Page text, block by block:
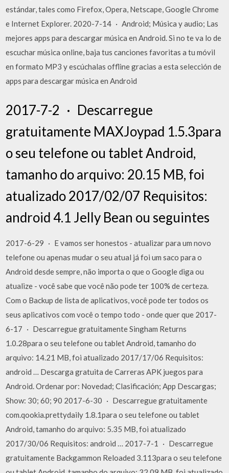
estándar, tales como Firefox, Opera, Netscape, Google Chrome
e Internet Explorer. 2020-7-14 · Android; Música y audio; Las
mejores apps para descargar música en Android. Si no te va lo de
escuchar música online, baja tus canciones favoritas a tu móvil
en formato MP3 y escúchalas offline gracias a esta selección de
apps para descargar música en Android
2017-7-2 · Descarregue
gratuitamente MAXJoypad 1.5.3para
o seu telefone ou tablet Android,
tamanho do arquivo: 20.15 MB, foi
atualizado 2017/02/07 Requisitos:
android 4.1 Jelly Bean ou seguintes
2017-6-29 · E vamos ser honestos - atualizar para um novo
telefone ou apenas mudar o seu atual já foi um saco para o
Android desde sempre, não importa o que o Google diga ou
atualize - você sabe que você não pode ter 100% de certeza.
Com o Backup de lista de aplicativos, você pode ter todos os
seus aplicativos com você o tempo todo - onde quer que 2017-
6-17 · Descarregue gratuitamente Singham Returns
1.0.28para o seu telefone ou tablet Android, tamanho do
arquivo: 14.21 MB, foi atualizado 2017/17/06 Requisitos:
android … Descarga gratuita de Carreras APK juegos para
Android. Ordenar por: Novedad; Clasificación; App Descargas;
Show: 30; 60; 90 2017-6-30 · Descarregue gratuitamente
com.qookia.prettydaily 1.8.1para o seu telefone ou tablet
Android, tamanho do arquivo: 5.35 MB, foi atualizado
2017/30/06 Requisitos: android … 2017-7-1 · Descarregue
gratuitamente Backgammon Reloaded 3.113para o seu telefone